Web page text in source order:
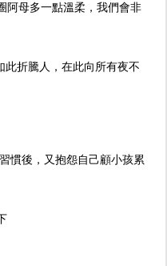
阿母多一點溫柔，我們會非
此折騰人，在此向所有夜不
慣後，又抱怨自己顧小孩累